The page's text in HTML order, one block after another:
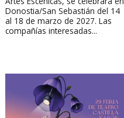
Donostia/San Sebastián del 14
al 18 de marzo de 2027. Las
compañías interesadas...